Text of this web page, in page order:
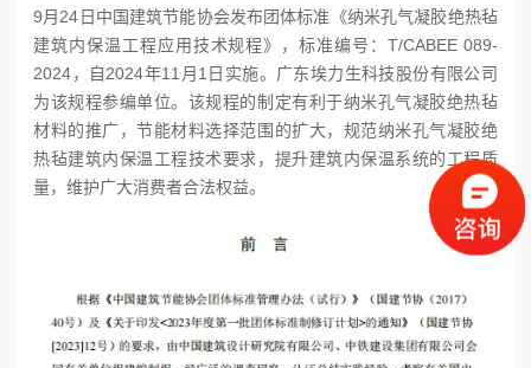
9月24日中国建筑节能协会发布团体标准《纳米孔气凝胶绝热毡
建筑内保温工程应用技术规程》，标准编号：T/CABEE 089-
2024，自2024年11月1日实施。广东埃力生科技股份有限公司
为该规程参编单位。该规程的制定有利于纳米孔气凝胶绝热毡
材料的推广，节能材料选择范围的扩大，规范纳米孔气凝胶绝
热毡建筑内保温工程技术要求，提升建筑内保温系统的工程质
量，维护广大消费者合法权益。